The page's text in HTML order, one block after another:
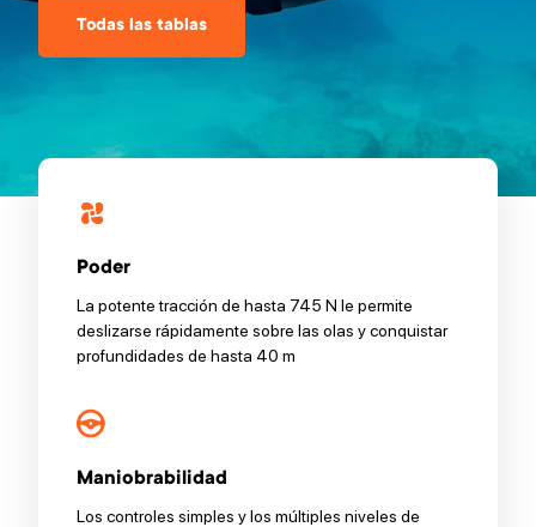
Todas las tablas
Poder
La potente tracción de hasta 745 N le permite
deslizarse rápidamente sobre las olas y conquistar
profundidades de hasta 40 m
Maniobrabilidad
Los controles simples y los múltiples niveles de